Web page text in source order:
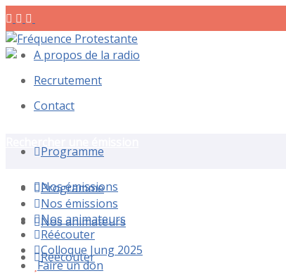
A propos de la radio
Recrutement
Contact
Programme
Nos émissions
Nos animateurs
Réécouter
Programme
Nos émissions
Nos animateurs
Réécouter
Colloque Jung 2025
Faire un don